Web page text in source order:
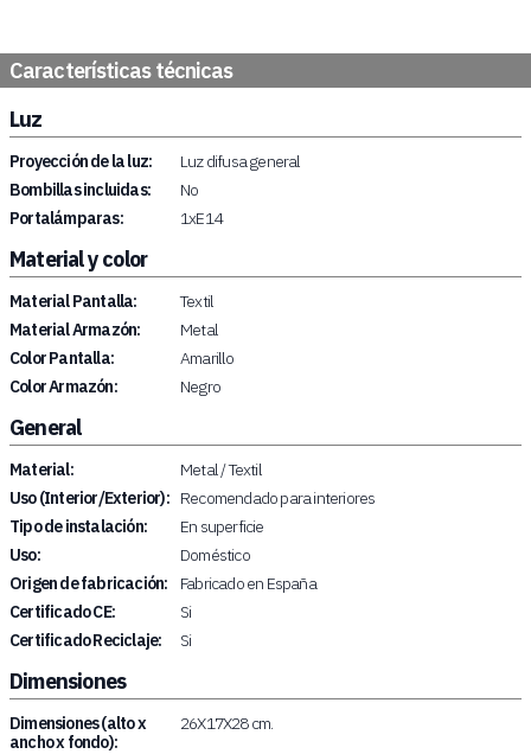
Características técnicas
Luz
Proyección de la luz:
Luz difusa general
Bombillas incluidas:
No
Portalámparas:
1xE14
Material y color
Material Pantalla:
Textil
Material Armazón:
Metal
Color Pantalla:
Amarillo
Color Armazón:
Negro
General
Material:
Metal / Textil
Uso (Interior/Exterior): Recomendado para interiores
Tipo de instalación:
En superficie
Uso:
Doméstico
Origen de fabricación:
Fabricado en España
Certificado CE:
Si
Certificado Reciclaje:
Si
Dimensiones
Dimensiones (alto x
ancho x fondo):
26X17X28 cm.